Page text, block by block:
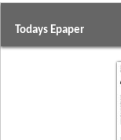
Todays Epaper